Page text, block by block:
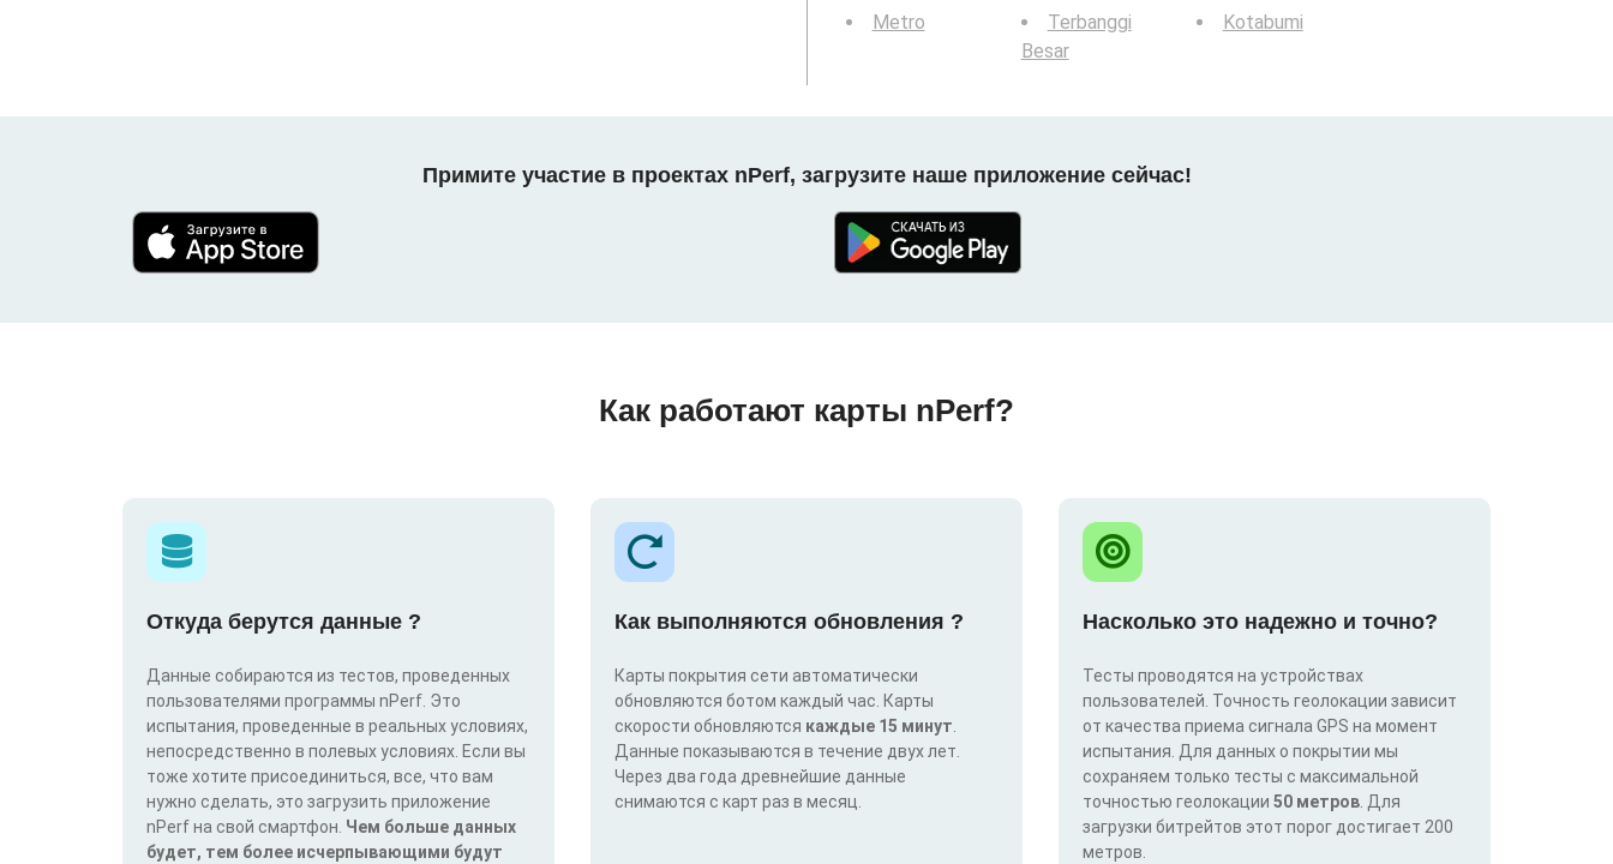
Metro
Terbanggi
Besar
Kotabumi
Примите участие в проектах nPerf, загрузите наше приложение сейчас!
Как работают карты nPerf?
Откуда берутся данные ?
Данные собираются из тестов, проведенных
пользователями программы nPerf. Это
испытания, проведенные в реальных условиях,
непосредственно в полевых условиях. Если вы
тоже хотите присоединиться, все, что вам
нужно сделать, это загрузить приложение
nPerf на свой смартфон. Чем больше данных
будет, тем более исчерпывающими будут
Как выполняются обновления ?
Карты покрытия сети автоматически
обновляются ботом каждый час. Карты
скорости обновляются каждые 15 минут
Данные показываются в течение двух лет.
Через два года древнейшие данные
снимаются с карт раз в месяц.
Насколько это надежно и точно?
Тесты проводятся на устройствах
пользователей. Точность геолокации зависит
от качества приема сигнала GPS на момент
испытания. Для данных о покрытии мы
сохраняем только тесты с максимальной
точностью геолокации 50 метров . Для
загрузки битрейтов этот порог достигает 200
метров.